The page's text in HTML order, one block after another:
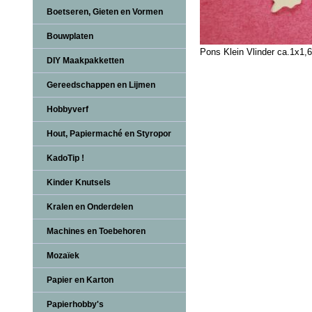
Boetseren, Gieten en Vormen
Bouwplaten
DIY Maakpakketten
Gereedschappen en Lijmen
Hobbyverf
Hout, Papiermaché en Styropor
KadoTip !
Kinder Knutsels
Kralen en Onderdelen
Machines en Toebehoren
Mozaïek
Papier en Karton
Papierhobby's
Pons Klein Vlinder